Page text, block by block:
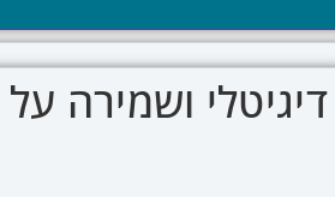
דיגיטלי ושמירה